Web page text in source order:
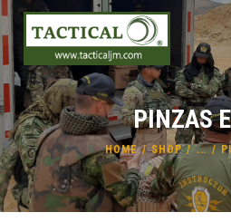
PINZAS
HOME SHOP ...
INICIO
EMPRESA
PRODUCTOS
SERVICIOS